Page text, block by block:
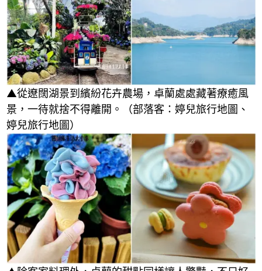
▲從遼闊湖景到繽紛花卉農場，卓蘭處處藏著療癒風
景，一待就捨不得離開。（部落客：婷兒旅行地圖、
婷兒旅行地圖）